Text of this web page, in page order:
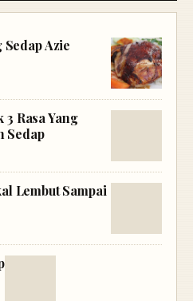
Azie
Rasa Yang
Sedap
Lembut Sampai